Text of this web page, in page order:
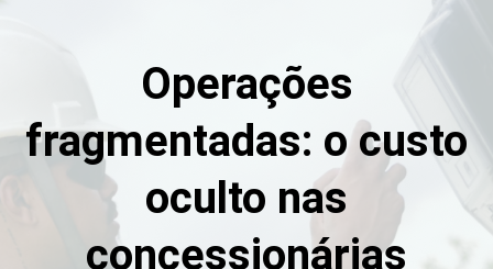
Operações
fragmentadas: o custo
oculto nas
concessionárias